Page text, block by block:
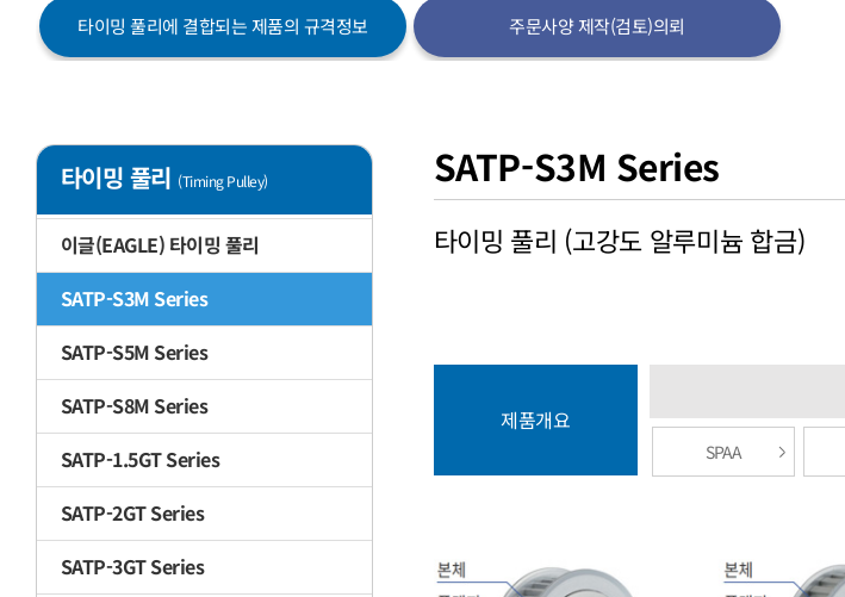
타이밍 풀리에 결합되는 제품의 규격정보 주문사양 제작(검토)의뢰
타이밍 풀리 (Timing Pulley)
이글(EAGLE) 타이밍 풀리
SATP-S3M Series
SATP-S5M Series
SATP-S8M Series
SATP-1.5GT Series
SATP-2GT Series
SATP-3GT Series
SATP-S3M Series
타이밍 풀리 (고강도 알루미늄 합금)
제품개요
SPAA